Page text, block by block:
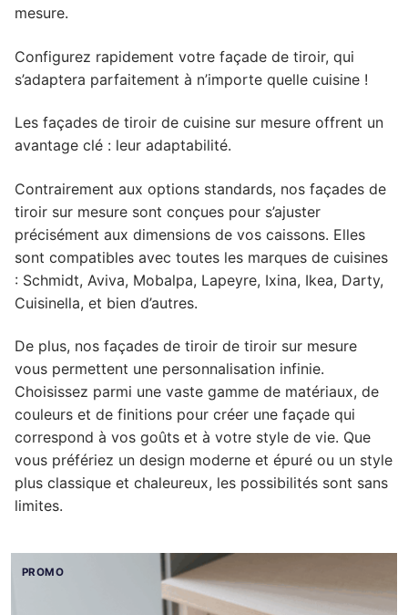
Façade de porte relevante
Façade de porte lave-vaisselle
Plinthes et panneaux de finition
Façade de porte lave-vaisselle
Façade de tiroir
Complément rénovation de cuisine
Façade de porte
Façade de tiroir
Complément rénovation de cuisine
Pour caissons Brico Depot
Façade de porte
Façade de tiroir
Complément rénovation de cuisine
Pour caissons But
Façade de porte
Façade de tiroir
Complément rénovation de cuisine
Pour caissons Castorama
Façade de porte
Façade de tiroir
Complément rénovation de cuisine
Pour caissons Conforama
Façade de porte
Façade de tiroir
Complément rénovation de cuisine
Pour caissons Cuisinella
Façade de porte
Complément rénovation de cuisine
Pour caissons Cuisines References
Façade de tiroir
Complément rénovation de cuisine
Façade de porte
Façade de tiroir
Complément rénovation de cuisine
Pour caissons Darty
Façade de porte
Façade de tiroir
Complément rénovation de cuisine
Pour caissons Envia
Façade de porte
Façade de tiroir
Pour caissons Ixina
Façade de porte
Complément rénovation de cuisine
Pour caissons Lapeyre
Complément rénovation de cuisine
Pour caissons Schmidt
Pour caissons SoCoo’c
mesure.
Configurez rapidement votre façade de tiroir, qui
s’adaptera parfaitement à n’importe quelle cuisine !
Les façades de tiroir de cuisine sur mesure offrent un
avantage clé : leur adaptabilité.
Contrairement aux options standards, nos façades de
tiroir sur mesure sont conçues pour s’ajuster
précisément aux dimensions de vos caissons. Elles
sont compatibles avec toutes les marques de cuisines
: Schmidt, Aviva, Mobalpa, Lapeyre, Ixina, Ikea, Darty,
Cuisinella, et bien d’autres.
De plus, nos façades de tiroir de tiroir sur mesure
vous permettent une personnalisation infinie.
Choisissez parmi une vaste gamme de matériaux, de
couleurs et de finitions pour créer une façade qui
correspond à vos goûts et à votre style de vie. Que
vous préfériez un design moderne et épuré ou un style
plus classique et chaleureux, les possibilités sont sans
limites.